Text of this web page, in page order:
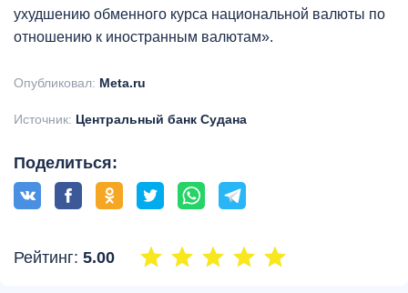
ухудшению обменного курса национальной валюты по
отношению к иностранным валютам».
Опубликовал: Meta.ru
Источник: Центральный банк Судана
Поделиться:
Рейтинг: 5.00